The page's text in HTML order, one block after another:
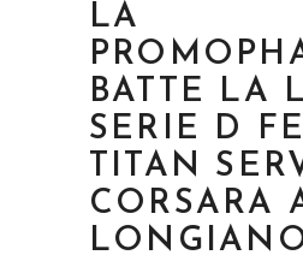
LA
BATTE LA
SERIE D
TITAN
CORSARA